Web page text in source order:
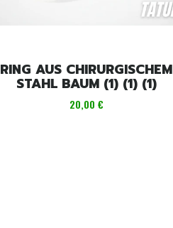
RING AUS CHIRURGISCHEM
STAHL BAUM (1) (1) (1)
Preis
20,00 €